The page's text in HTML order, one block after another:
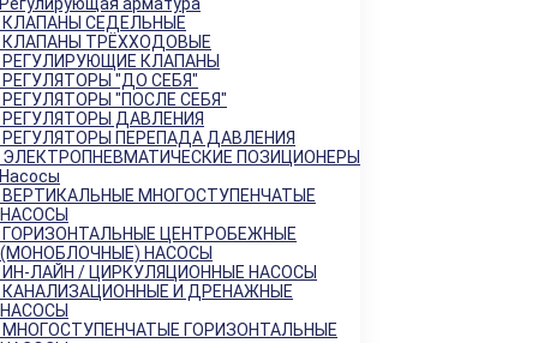
КЛАПАНЫ СЕДЕЛЬНЫЕ
КЛАПАНЫ ТРЁХХОДОВЫЕ
РЕГУЛИРУЮЩИЕ КЛАПАНЫ
РЕГУЛЯТОРЫ "ДО СЕБЯ"
РЕГУЛЯТОРЫ "ПОСЛЕ СЕБЯ"
РЕГУЛЯТОРЫ ДАВЛЕНИЯ
РЕГУЛЯТОРЫ ПЕРЕПАДА ДАВЛЕНИЯ
ЭЛЕКТРОПНЕВМАТИЧЕСКИЕ ПОЗИЦИОНЕРЫ
Насосы
ВЕРТИКАЛЬНЫЕ МНОГОСТУПЕНЧАТЫЕ
НАСОСЫ
ГОРИЗОНТАЛЬНЫЕ ЦЕНТРОБЕЖНЫЕ
(МОНОБЛОЧНЫЕ) НАСОСЫ
ИН-ЛАЙН / ЦИРКУЛЯЦИОННЫЕ НАСОСЫ
КАНАЛИЗАЦИОННЫЕ И ДРЕНАЖНЫЕ
НАСОСЫ
МНОГОСТУПЕНЧАТЫЕ ГОРИЗОНТАЛЬНЫЕ
Каталог
X
Каталог продукции
+ Задвижки
+ Клапаны предохранительные
+ Теплообменники
+ Балансировочные клапаны
− Регулирующая арматура
+ Клапаны седельные
+ Клапаны трёхходовые